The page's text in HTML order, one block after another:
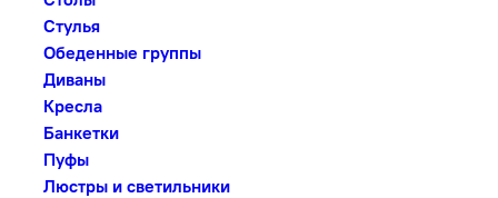
Стулья
Обеденные группы
Диваны
Кресла
Банкетки
Пуфы
Люстры и светильники